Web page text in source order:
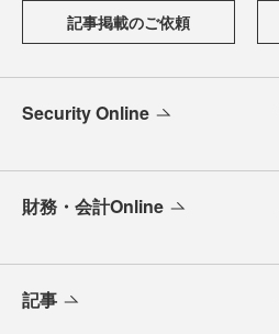
記事掲載のご依頼
Security Online
財務・会計Online
記事